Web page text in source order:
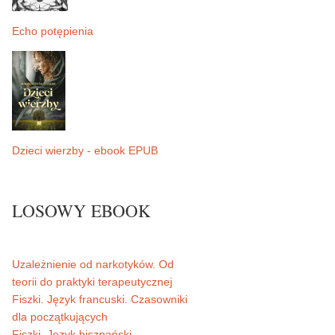
Echo potępienia
Dzieci wierzby - ebook EPUB
LOSOWY EBOOK
Uzależnienie od narkotyków. Od
teorii do praktyki terapeutycznej
Fiszki. Język francuski. Czasowniki
dla początkujących